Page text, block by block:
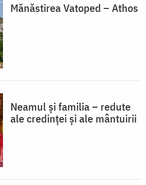
Mănăstirea Vatoped – Athos
Neamul și familia – redute
ale credinței și ale mântuirii